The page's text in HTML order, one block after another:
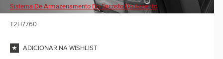
Sistema De Armazenamento Do Encosto Do Assento
T2H7760
ADICIONAR NA WISHLIST